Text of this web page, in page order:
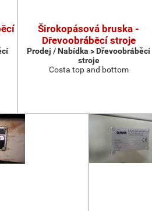
Širokopásová bruska -
Dřevoobráběcí stroje
Prodej / Nabídka > Dřevoobráběcí
stroje
Costa top and bottom